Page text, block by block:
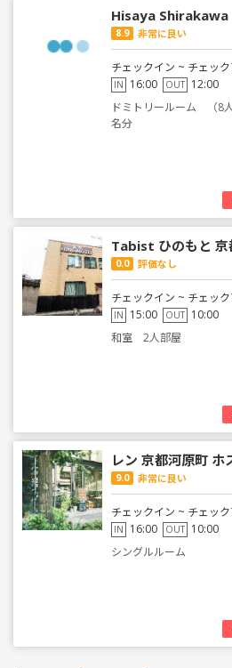
Hisaya Shirakawa
8.9 非常に良い
チェックイン ~ チェック
IN 16:00 OUT 12:00
ドミトリールーム （8
名分
Tabist ひのもと 京
0.0 評価なし
チェックイン ~ チェック
IN 15:00 OUT 10:00
和室 2人部屋
レン 京都河原町
9.0 非常に良い
チェックイン ~ チェック
IN 16:00 OUT 10:00
シングルルーム